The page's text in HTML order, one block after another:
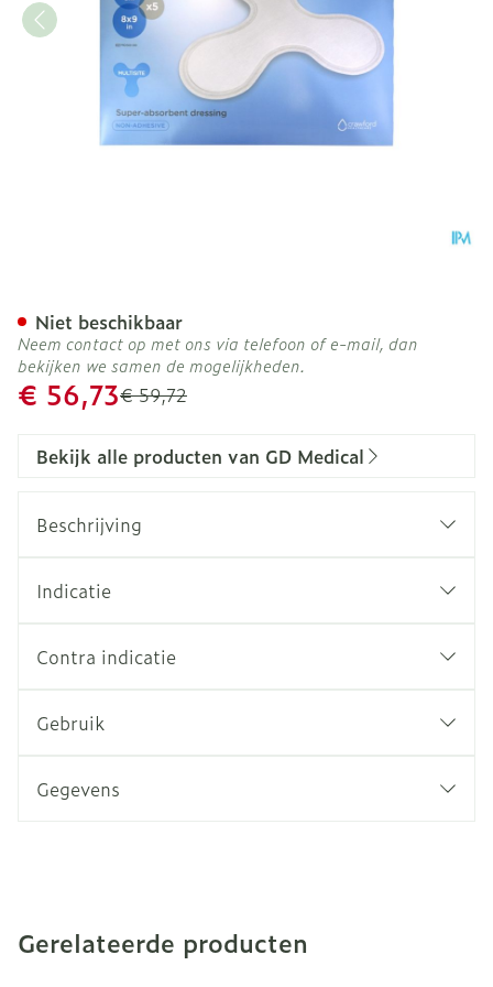
Adviesprijs
€ 59,72
Promotie prijs
€ 56,73
Niet beschikbaar
Neem contact op met ons via telefoon of e-mail, dan
bekijken we samen de mogelijkheden.
Bekijk alle producten van GD Medical
Beschrijving
Indicatie
Contra indicatie
Gebruik
Gegevens
Gerelateerde producten